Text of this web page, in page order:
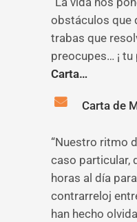
obstáculos que
trabas que
preocupes… ¡ tu
Carta…
Carta de
“Nuestro ritmo
caso particular,
horas al día
contrarreloj
han hecho